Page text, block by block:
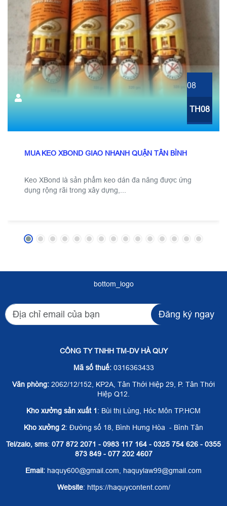
08
TH08
MUA KEO XBOND GIAO NHANH QUẬN TÂN BÌNH
Keo XBond là sản phẩm keo dán đa năng được ứng
dụng rộng rãi trong xây dựng,...
bottom_logo
Đăng ký ngay
CÔNG TY TNHH TM-DV HÀ QUY
Mã số thuế:0316363433
Văn phòng: 2062/12/152, KP2A, Tân Thới Hiệp 29, P. Tân Thới
Hiệp Q12.
Kho xưởng sản xuất 1: Bùi thị Lùng, Hóc Môn TP.HCM
Kho xưởng 2: Đường số 18, Bình Hưng Hòa - Bình Tân
Tel/zalo, sms: 077 872 2071 - 0983 117 164 - 0325 754 626 - 0355
873 849 - 077 202 4607
Email: haquy600@gmail.com, haquylaw99@gmail.com
Website: https://haquycontent.com/